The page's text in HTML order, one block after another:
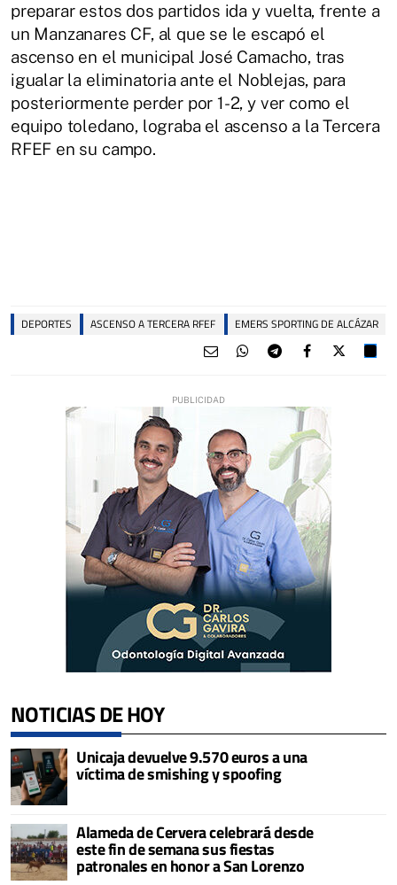
preparar estos dos partidos ida y vuelta, frente a
un Manzanares CF, al que se le escapó el
ascenso en el municipal José Camacho, tras
igualar la eliminatoria ante el Noblejas, para
posteriormente perder por 1-2, y ver como el
equipo toledano, lograba el ascenso a la Tercera
RFEF en su campo.
DEPORTES ASCENSO A TERCERA RFEF EMERS SPORTING DE ALCÁZAR
NOTICIAS DE HOY
Unicaja devuelve 9.570 euros a una
víctima de smishing y spoofing
Alameda de Cervera celebrará desde
este fin de semana sus fiestas
patronales en honor a San Lorenzo